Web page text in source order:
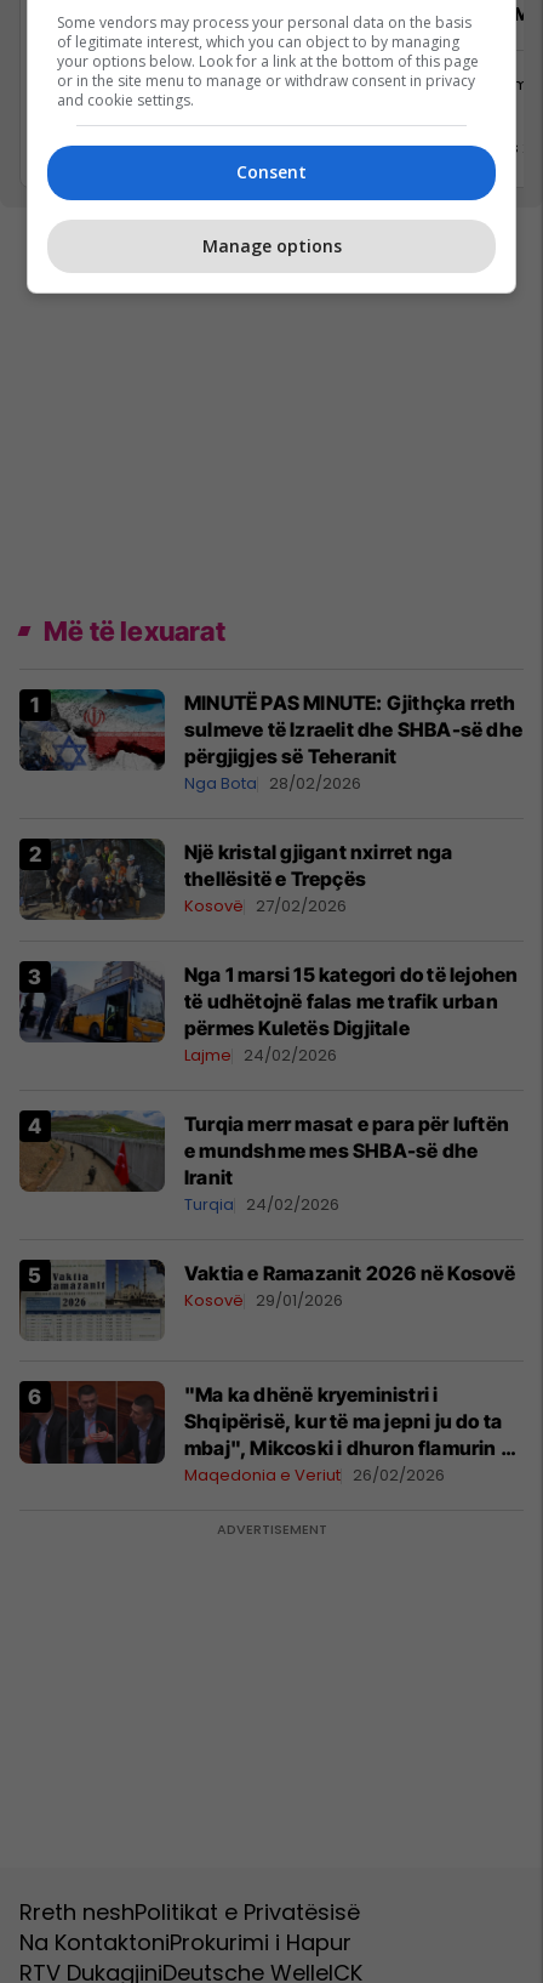
Pranues Malli, Arkatare, Sektorist/e
Shërbime te Klientëve
31 Mars 2026
Pranues
Shërbime
31 Mars
Më të lexuarat
MINUTË PAS MINUTE: Gjithçka rreth
sulmeve të Izraelit dhe SHBA-së dhe
përgjigjes së Teheranit
Nga Bota 28/02/2026
Një kristal gjigant nxirret nga
thellësitë e Trepçës
Kosovë 27/02/2026
Nga 1 marsi 15 kategori do të lejohen
të udhëtojnë falas me trafik urban
përmes Kuletës Digjitale
Lajme 24/02/2026
Turqia merr masat e para për luftën
e mundshme mes SHBA-së dhe
Iranit
Turqia 24/02/2026
Vaktia e Ramazanit 2026 në Kosovë
Kosovë 29/01/2026
"Ma ka dhënë kryeministri i
Shqipërisë, kur të ma jepni ju do ta
mbaj", Mikcoski i dhuron flamurin e
Maqedonisë deputetit Riad Shaqiri
Maqedonia e Veriut 26/02/2026
Rreth neshPolitikat e Privatësisë
Na KontaktoniProkurimi i Hapur
RTV DukagjiniDeutsche WelleICK
Some vendors may process your personal data on the basis
of legitimate interest, which you can object to by managing
your options below. Look for a link at the bottom of this page
or in the site menu to manage or withdraw consent in privacy
and cookie settings.
Consent
Manage options